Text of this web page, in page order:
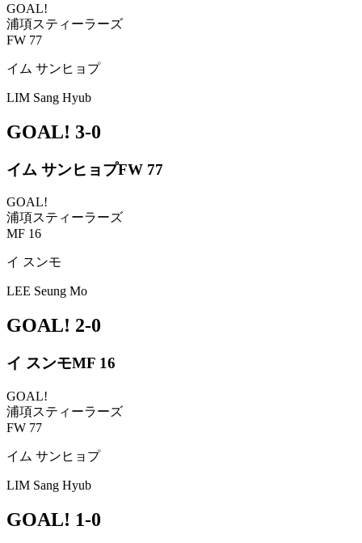
GOAL!
浦項スティーラーズ
FW 77
イム サンヒョプ
LIM Sang Hyub
GOAL! 3-0
イム サンヒョプFW 77
GOAL!
浦項スティーラーズ
MF 16
イ スンモ
LEE Seung Mo
GOAL! 2-0
イ スンモMF 16
GOAL!
浦項スティーラーズ
FW 77
イム サンヒョプ
LIM Sang Hyub
GOAL! 1-0